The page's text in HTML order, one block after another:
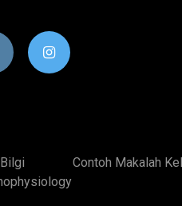
Contoh Makalah